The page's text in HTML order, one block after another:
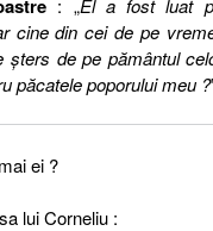
cine din cei de pe
şters de pe pământul
păcatele poporului meu ?
ei ?
lui Corneliu :